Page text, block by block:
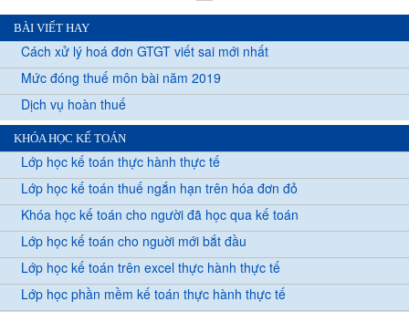
BÀI VIẾT HAY
Cách xử lý hoá đơn GTGT viết sai mới nhất
Mức đóng thuế môn bài năm 2019
Dịch vụ hoàn thuế
KHÓA HỌC KẾ TOÁN
Lớp học kế toán thực hành thực tế
Lớp học kế toán thuế ngắn hạn trên hóa đơn đỏ
Khóa học kế toán cho người đã học qua kế toán
Lớp học kế toán cho nguời mới bắt đầu
Lớp học kế toán trên excel thực hành thực tế
Lớp học phần mềm kế toán thực hành thực tế